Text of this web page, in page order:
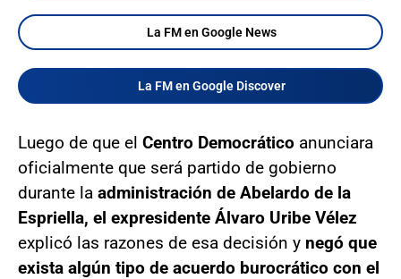
La FM en Google News
La FM en Google Discover
Luego de que el Centro Democrático anunciara
oficialmente que será partido de gobierno
durante la administración de Abelardo de la
Espriella, el expresidente Álvaro Uribe Vélez
explicó las razones de esa decisión y negó que
exista algún tipo de acuerdo burocrático con el